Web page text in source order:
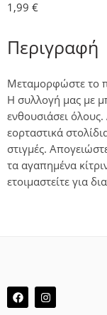
1,99 €
Περιγραφή
Μεταμορφώστε το
Η συλλογή μας με
ενθουσιάσει
εορταστικά
στιγμές.
τα αγαπημένα
ετοιμαστείτε για